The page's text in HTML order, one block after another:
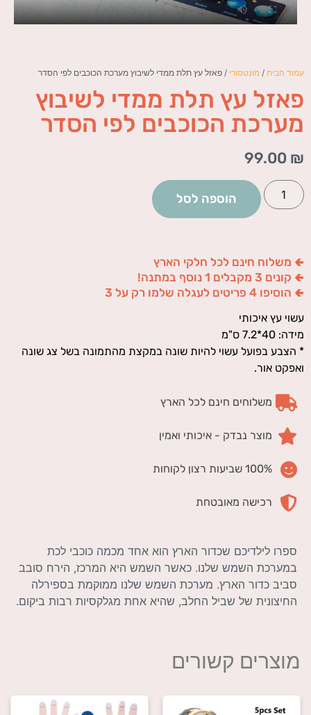
עמוד הבית / מונטסורי / פאזל עץ תלת ממדי לשיבוץ מערכת הכוכבים לפי הסדר
פאזל עץ תלת ממדי לשיבוץ
מערכת הכוכבים לפי הסדר
99.00 ₪
הוספה לסל
🢀 משלוח חינם לכל חלקי הארץ
🢀 קונים 3 מקבלים 1 נוסף במתנה!
🢀 הוסיפו 4 פריטים לעגלה שלמו רק על 3
עשוי עץ איכותי
מידה: 40*7.2 ס"מ
* הצבע בפועל עשוי להיות שונה במקצת מהתמונה בשל צג שונה
ואפקט אור.
משלוחים חינם לכל הארץ
מוצר נבדק - איכותי ואמין
100% שביעות רצון לקוחות
רכישה מאובטחת
ספרו לילדיכם שכדור הארץ הוא אחד מכמה כוכבי לכת
במערכת השמש שלנו. כאשר השמש היא המרכז, הירח סובב
סביב כדור הארץ. מערכת השמש שלנו ממוקמת בספירלה
החיצונית של שביל החלב, שהיא אחת מגלקסיות רבות ביקום.
מוצרים קשורים